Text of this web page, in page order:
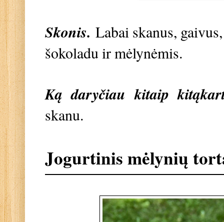
Skonis. Labai skanus,
šokoladu ir mėlynėmis.
Ką daryčiau kitaip
skanu.
Jogurtinis mėlynių